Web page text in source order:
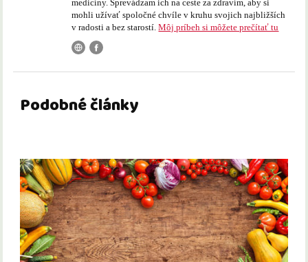
medicíny. Sprevádzam ich na ceste za zdravím, aby si
mohli užívať spoločné chvíle v kruhu svojich najbližších
v radosti a bez starostí.Môj príbeh si môžete prečítať tu
Podobné články